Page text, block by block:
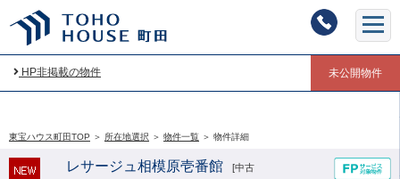
HP非掲載の物件 未公開物件
東宝ハウス町田TOP ＞ 所在地選択 ＞ 物件一覧 ＞ 物件詳細
レサージュ相模原壱番館
[中古